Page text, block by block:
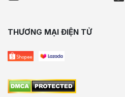
THƯƠNG MẠI ĐIỆN TỬ